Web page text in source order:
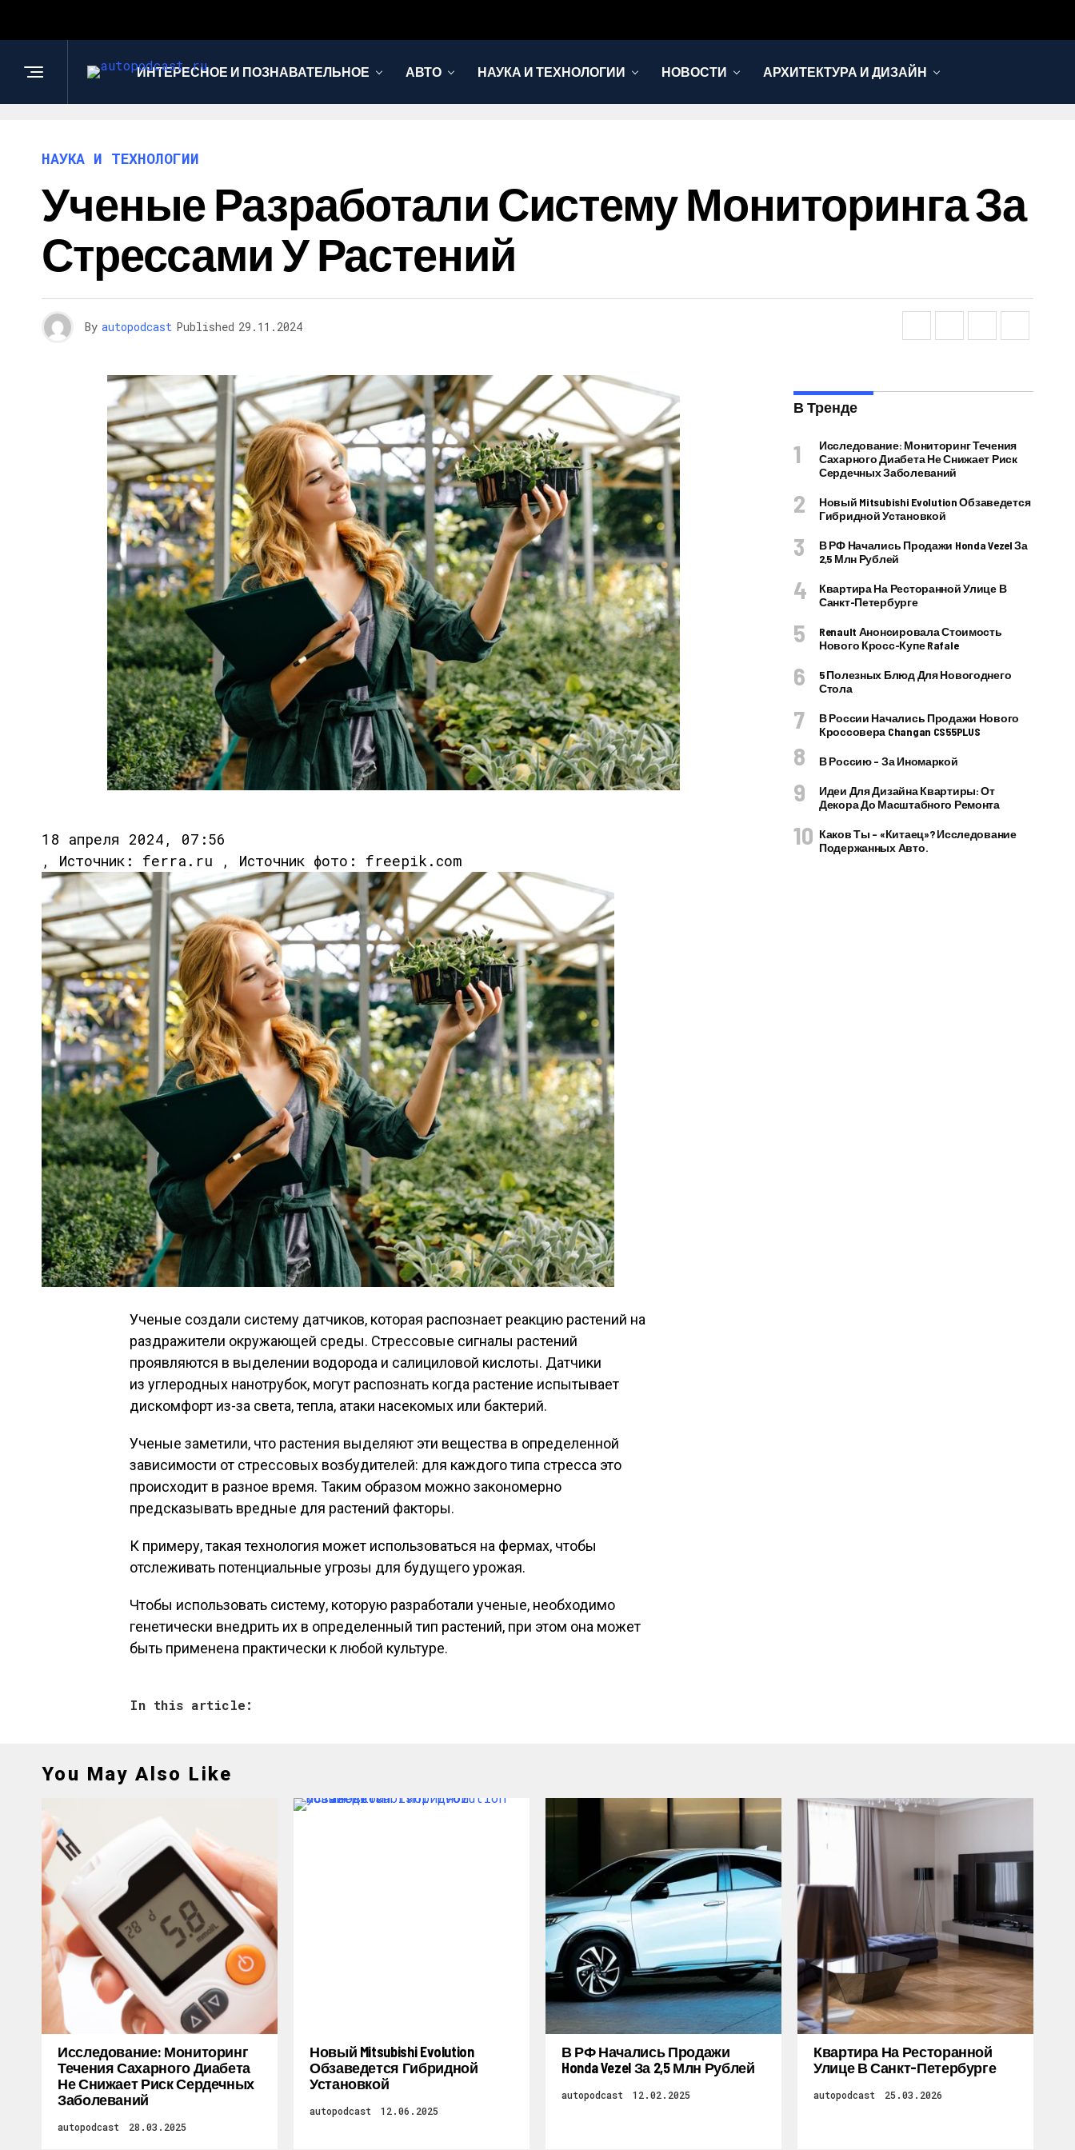
ИНТЕРЕСНОЕ И ПОЗНАВАТЕЛЬНОЕ АВТО НАУКА И ТЕХНОЛОГИИ НОВОСТИ АРХИТЕКТУРА И ДИЗАЙН
НАУКА И ТЕХНОЛОГИИ
Ученые Разработали Систему Мониторинга За
Стрессами У Растений
By autopodcast Published 29.11.2024
18 апреля 2024, 07:56
, Источник: ferra.ru , Источник фото: freepik.com
Ученые создали систему датчиков, которая распознает реакцию растений на
раздражители окружающей среды. Стрессовые сигналы растений
проявляются в выделении водорода и салициловой кислоты. Датчики
из углеродных нанотрубок, могут распознать когда растение испытывает
дискомфорт из-за света, тепла, атаки насекомых или бактерий.
Ученые заметили, что растения выделяют эти вещества в определенной
зависимости от стрессовых возбудителей: для каждого типа стресса это
происходит в разное время. Таким образом можно закономерно
предсказывать вредные для растений факторы.
К примеру, такая технология может использоваться на фермах, чтобы
отслеживать потенциальные угрозы для будущего урожая.
Чтобы использовать систему, которую разработали ученые, необходимо
генетически внедрить их в определенный тип растений, при этом она может
быть применена практически к любой культуре.
In this article:
В Тренде
Исследование: Мониторинг Течения
Сахарного Диабета Не Снижает Риск
Сердечных Заболеваний
Новый Mitsubishi Evolution Обзаведется
Гибридной Установкой
В РФ Начались Продажи Honda Vezel За
2,5 Млн Рублей
Квартира На Ресторанной Улице В
Санкт-Петербурге
Renault Анонсировала Стоимость
Нового Кросс-Купе Rafale
5 Полезных Блюд Для Новогоднего
Стола
В России Начались Продажи Нового
Кроссовера Changan CS55PLUS
В Россию – За Иномаркой
Идеи Для Дизайна Квартиры: От
Декора До Масштабного Ремонта
Каков Ты – «китаец»? Исследование
Подержанных Авто.
You May Also Like
Исследование: Мониторинг
Течения Сахарного Диабета
Не Снижает Риск Сердечных
Заболеваний
autopodcast 28.03.2025
Новый Mitsubishi Evolution
Обзаведется Гибридной
Установкой
autopodcast 12.06.2025
В РФ Начались Продажи
Honda Vezel За 2,5 Млн Рублей
autopodcast 12.02.2025
Квартира На Ресторанной
Улице В Санкт-Петербурге
autopodcast 25.03.2026